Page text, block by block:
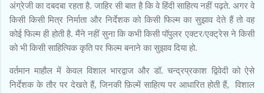
अंग्रेजी का दबदबा रहता है. जाहिर सी बात है कि वे हिंदी साहित्य नहीं पढ़ते. अगर वे
किसी किसी मित्र निर्माता और निर्देशक को किसी फिल्म का सुझाव देते हैं तो वह
कोई फिल्म ही होती है. मैंने नहीं सुना कि कभी किसी पॉपुलर एक्टर/एक्ट्रेस ने किसी
को भी किसी साहित्यिक कृति पर फिल्म बनाने का सुझाव दिया हो.
वर्तमान माहौल में केवल विशाल भारद्वाज और डॉ. चन्द्रप्रकाश द्विवेदी को ऐसे
निर्देशक के तौर पर देखते हैं, जिनकी फ़िल्में साहित्य पर आधारित होती हैं, विशाल